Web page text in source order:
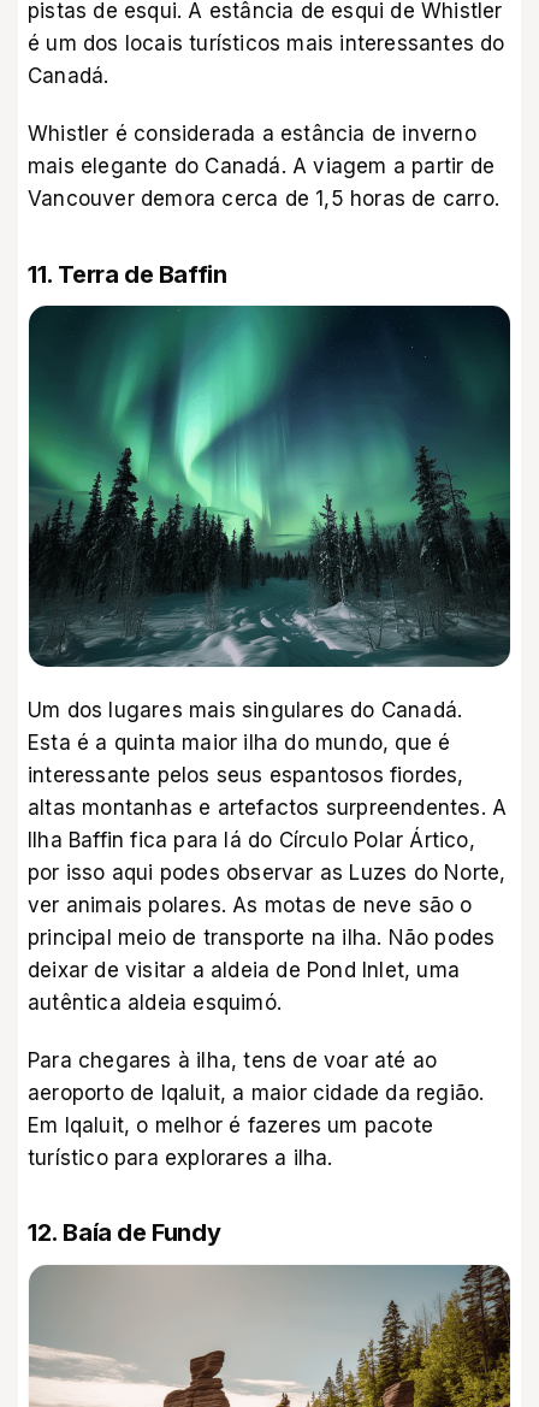
pistas de esqui. A estância de esqui de Whistler
é um dos locais turísticos mais interessantes do
Canadá.
Whistler é considerada a estância de inverno
mais elegante do Canadá. A viagem a partir de
Vancouver demora cerca de 1,5 horas de carro.
11. Terra de Baffin
Um dos lugares mais singulares do Canadá.
Esta é a quinta maior ilha do mundo, que é
interessante pelos seus espantosos fiordes,
altas montanhas e artefactos surpreendentes. A
Ilha Baffin fica para lá do Círculo Polar Ártico,
por isso aqui podes observar as Luzes do Norte,
ver animais polares. As motas de neve são o
principal meio de transporte na ilha. Não podes
deixar de visitar a aldeia de Pond Inlet, uma
autêntica aldeia esquimó.
Para chegares à ilha, tens de voar até ao
aeroporto de Iqaluit, a maior cidade da região.
Em Iqaluit, o melhor é fazeres um pacote
turístico para explorares a ilha.
12. Baía de Fundy